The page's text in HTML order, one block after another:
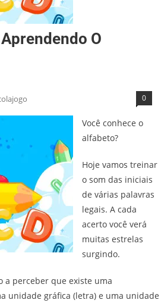
O
0
Você conhece o
alfabeto?
Hoje vamos treinar
o som das iniciais
de várias palavras
legais. A cada
acerto você verá
muitas estrelas
surgindo.
a perceber que existe uma
unidade gráfica (letra) e uma unidade